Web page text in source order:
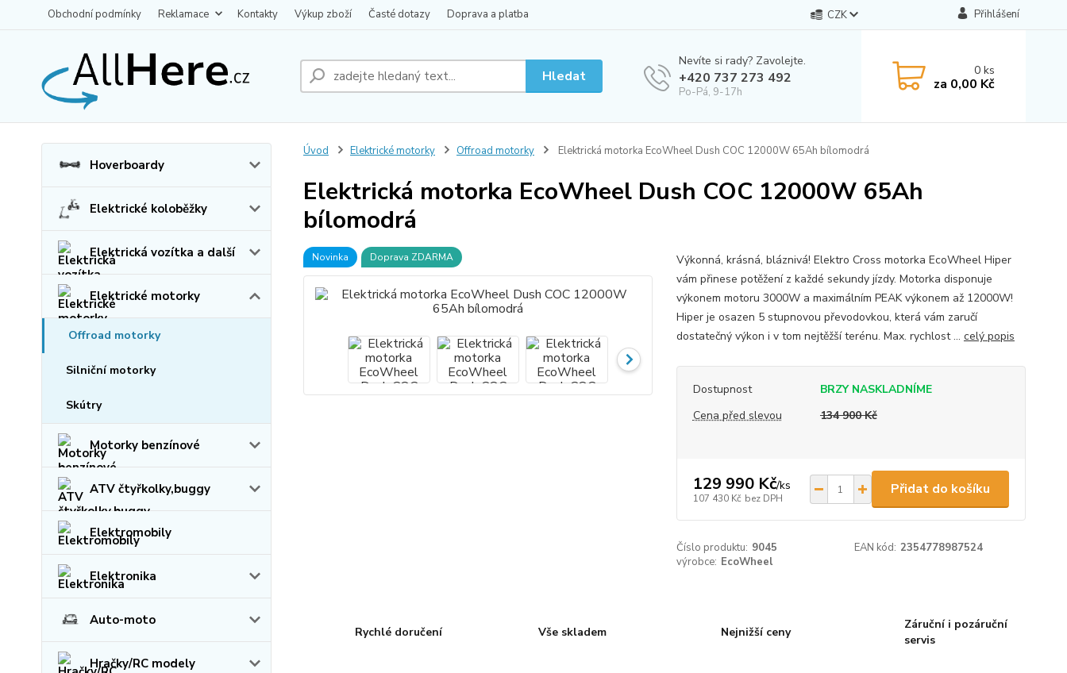
Obchodní podmínky Reklamace Kontakty Výkup zboží Časté dotazy Doprava a platba CZK Přihlášení
Hledat
Nevíte si rady? Zavolejte.
+420 737 273 492
Po-Pá, 9-17h
0ks
za 0,00 Kč
Hoverboardy
Elektrické koloběžky
Elektrická vozítka a další
Elektrické motorky
Offroad motorky
Silniční motorky
Skútry
Motorky benzínové
ATV čtyřkolky,buggy
Elektromobily
Elektronika
Auto-moto
Hračky/RC modely
Úvod Elektrické motorky Offroad motorky Elektrická motorka EcoWheel Dush COC 12000W 65Ah bílomodrá
Elektrická motorka EcoWheel Dush COC 12000W 65Ah
bílomodrá
Novinka Doprava ZDARMA
Výkonná, krásná, bláznivá! Elektro Cross motorka EcoWheel Hiper
vám přinese potěžení z každé sekundy jízdy. Motorka disponuje
výkonem motoru 3000W a maximálním PEAK výkonem až 12000W!
Hiper je osazen 5 stupnovou převodovkou, která vám zaručí
dostatečný výkon i v tom nejtěžší terénu. Max. rychlost ... celý popis
Dostupnost
BRZY NASKLADNÍME
Cena před slevou
134 900 Kč
129 990 Kč/ks
107 430 Kč bez DPH
Přidat do košíku
Číslo produktu: 9045 EAN kód: 2354778987524
výrobce: EcoWheel
Rychlé doručení Vše skladem Nejnižší ceny
Záruční i pozáruční
servis